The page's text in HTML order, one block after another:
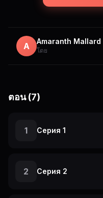
A Amaranth Mallard
โดย
ตอน (7)
1 Серия 1
2 Серия 2